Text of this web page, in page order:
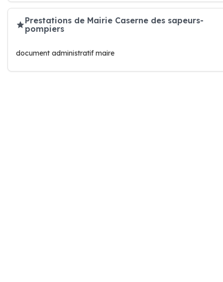
Prestations de Mairie Caserne des sapeurs-
pompiers
document administratif maire